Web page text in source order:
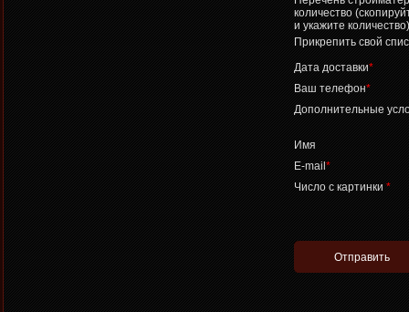
количество
и укажите
Прикрепить свой
Дата доставки*
Ваш телефон*
Дополнительные
Имя
E-mail *
Число с картинки *